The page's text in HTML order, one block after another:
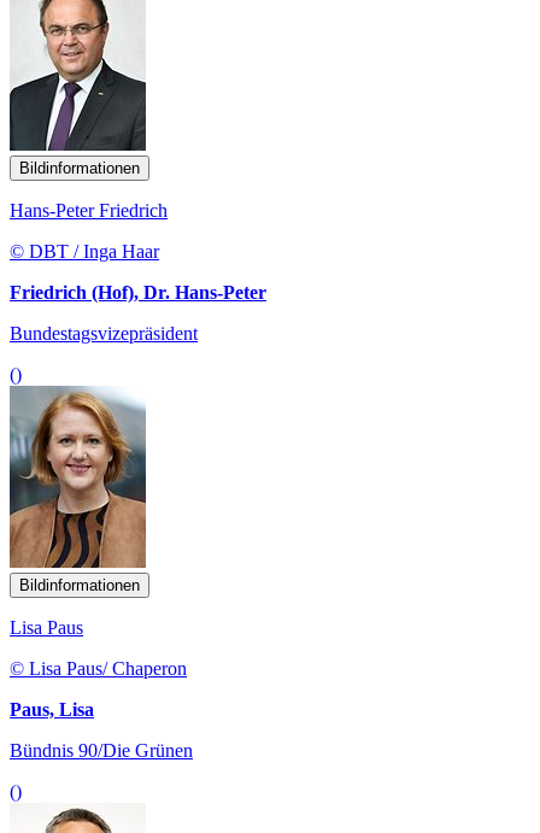
Bildinformationen
Hans-Peter Friedrich
© DBT / Inga Haar
Friedrich (Hof), Dr. Hans-Peter
Bundestagsvizepräsident
()
Bildinformationen
Lisa Paus
© Lisa Paus/ Chaperon
Paus, Lisa
Bündnis 90/Die Grünen
()